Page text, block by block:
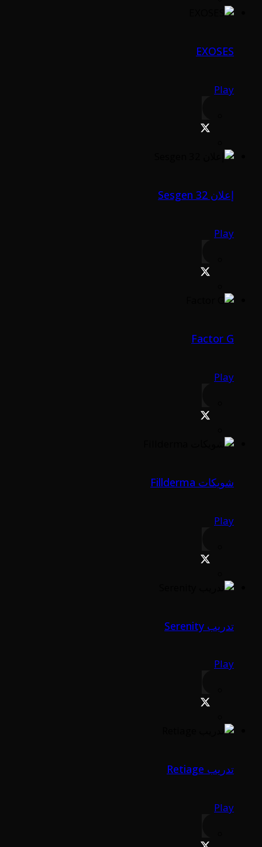
EXOSES
Play
إعلان Sesgen 32
Play
Factor G
Play
شويكات Fillderma
Play
تدريب Serenity
Play
تدريب Retiage
Play